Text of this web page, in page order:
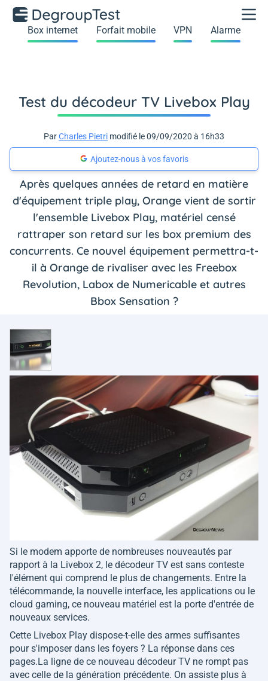
Box internet Forfait mobile VPN Alarme
Test du décodeur TV Livebox Play
ParCharles Pietri modifié le 09/09/2020 à 16h33
Ajoutez-nous à vos favoris
Après quelques années de retard en matière
d'équipement triple play, Orange vient de sortir
l'ensemble Livebox Play, matériel censé
rattraper son retard sur les box premium des
concurrents. Ce nouvel équipement permettra-t-
il à Orange de rivaliser avec les Freebox
Revolution, Labox de Numericable et autres
Bbox Sensation ?
Si le modem apporte de nombreuses nouveautés par
rapport à la Livebox 2, le décodeur TV est sans conteste
l'élément qui comprend le plus de changements. Entre la
télécommande, la nouvelle interface, les applications ou le
cloud gaming, ce nouveau matériel est la porte d'entrée de
nouveaux services.
Cette Livebox Play dispose-t-elle des armes suffisantes
pour s'imposer dans les foyers ? La réponse dans ces
pages.La ligne de ce nouveau décodeur TV ne rompt pas
avec celle de la génération précédente. On assiste plus à